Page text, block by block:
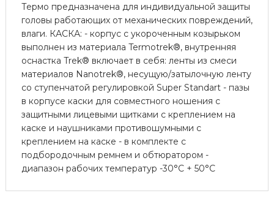
Термо предназначена для индивидуальной защиты
головы работающих от механических повреждений,
влаги. КАСКА: - корпус c укороченным козырьком
выполнен из материала Termotrek®, внутренняя
оснастка Trek® включает в себя: ленты из смеси
материалов Nanotrek®, несущую/затылочную ленту
со ступенчатой регулировкой Super Standart - пазы
в корпусе каски для совместного ношения с
защитными лицевыми щитками с креплением на
каске и наушниками противошумными с
креплением на каске - в комплекте с
подбородочным ремнем и обтюратором -
диапазон рабочих температур -30°C + 50°С